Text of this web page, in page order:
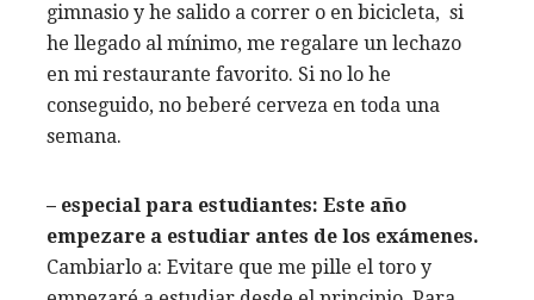
gimnasio y he salido a correr o en bicicleta, si
he llegado al mínimo, me regalare un lechazo
en mi restaurante favorito. Si no lo he
conseguido, no beberé cerveza en toda una
semana.
– especial para estudiantes: Este año
empezare a estudiar antes de los exámenes.
Cambiarlo a: Evitare que me pille el toro y